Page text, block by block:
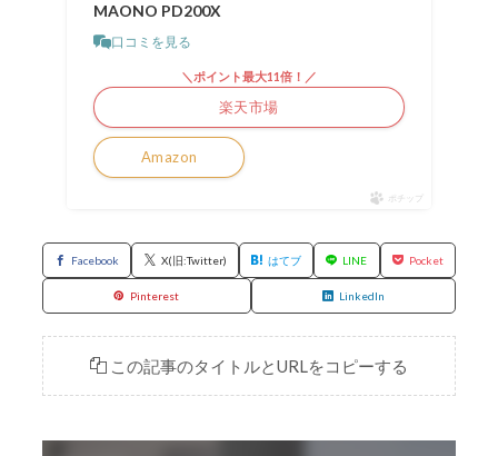
MAONO PD200X
口コミを見る
Amazon
＼ポイント最大11倍！／
楽天市場
ポチップ
Facebook X(旧:Twitter) はてブ LINE Pocket
Pinterest LinkedIn
この記事のタイトルとURLをコピーする